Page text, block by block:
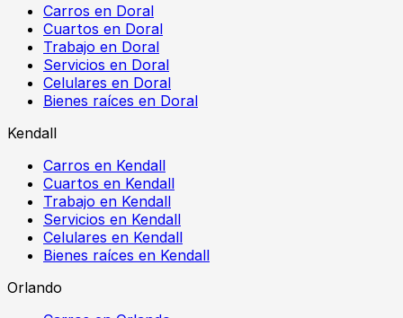
Carros en Doral
Cuartos en Doral
Trabajo en Doral
Servicios en Doral
Celulares en Doral
Bienes raíces en Doral
Kendall
Carros en Kendall
Cuartos en Kendall
Trabajo en Kendall
Servicios en Kendall
Celulares en Kendall
Bienes raíces en Kendall
Orlando